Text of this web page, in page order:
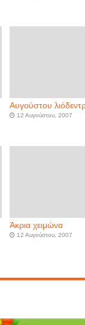
Αυγούστου
12 Αυγούστου, 2007
Άκρια χειμώνα
12 Αυγούστου, 2007